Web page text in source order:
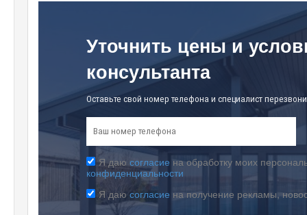
Уточнить цены и
консультанта
Оставьте свой номер телефона и специалист
Я даю согласие на обработку моих
конфиденциальности
Я даю согласие на получение рекламы,